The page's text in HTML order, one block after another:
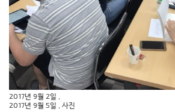
2017년 9월 2일 ,
2017년 9월 5일 , 사진